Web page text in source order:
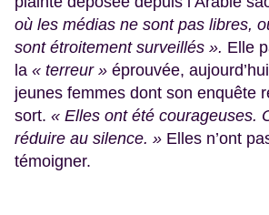
où les médias ne sont pas libres,
sont étroitement surveillés ». Elle
la « terreur » éprouvée,
jeunes femmes dont son enquête
sort. « Elles ont été courageuses.
réduire au silence. » Elles n’ont
témoigner.